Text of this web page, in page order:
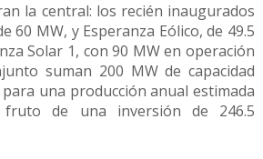
la central: los recién inaugurados
60 MW, y Esperanza Eólico, de 49.5
Solar 1, con 90 MW en operación
suman 200 MW de capacidad
una producción anual estimada
fruto de una inversión de 246.5